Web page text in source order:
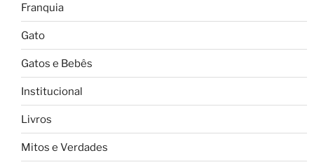
Franquia
Gato
Gatos e Bebês
Institucional
Livros
Mitos e Verdades